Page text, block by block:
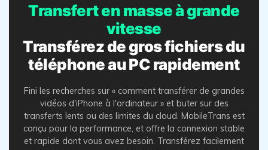
Transfert en masse à grande
vitesse
Transférez de gros fichiers du
téléphone au PC rapidement
Fini les recherches sur « comment transférer de grandes
vidéos d'iPhone à l'ordinateur » et buter sur des
transferts lents ou des limites du cloud. MobileTrans est
conçu pour la performance, et offre la connexion stable
et rapide dont vous avez besoin. Transférez facilement